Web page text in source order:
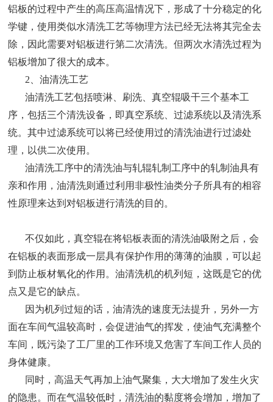
铝板的过程中产生的高压高温情况下，形成了十分稳定的化
学键，使用类似水清洗工艺等物理方法已经无法将其完全去
除，因此需要对铝板进行第二次清洗。但两次水清洗过程为
铝板增加了很大的成本。
2、油清洗工艺
油清洗工艺包括喷淋、刷洗、真空辊吸干三个基本工
序，包括三个清洗设备，即真空系统、过滤系统以及清洗系
统。其中过滤系统可以将已经使用过的清洗油进行过滤处
理，以供二次使用。
油清洗工序中的清洗油与轧辊轧制工序中的轧制油具有
亲和作用，油清洗则通过利用非极性油类分子所具有的相容
性原理来达到对铝板进行清洗的目的。
不仅如此，真空辊在将铝板表面的清洗油吸附之后，会
在铝板的表面形成一层具有保护作用的薄薄的油膜，可以起
到防止板材氧化的作用。油清洗机的机列短，这既是它的优
点又是它的缺点。
因为机列过短的话，油清洗的速度无法提升，另外一方
面在车间气温较高时，会促进油气的挥发，使油气充满整个
车间，既污染了工厂里的工作环境又危害了车间工作人员的
身体健康。
同时，高温天气再加上油气聚集，大大增加了发生火灾
的隐患。而在气温较低时，清洗油的黏度将会增加，增加了